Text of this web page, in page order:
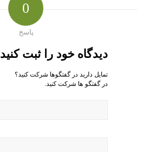
0
پاسخ
دیدگاه خود را ثبت کنید
تمایل دارید در گفتگوها شرکت کنید؟
در گفتگو ها شرکت کنید.